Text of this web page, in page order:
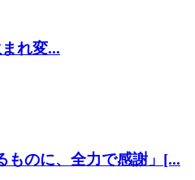
れ変...
ものに、全力で感謝」[...